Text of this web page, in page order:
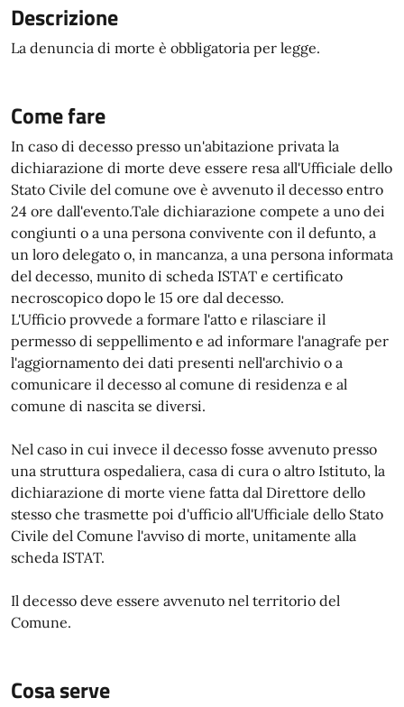
Descrizione
La denuncia di morte è obbligatoria per legge.
Come fare
In caso di decesso presso un'abitazione privata la
dichiarazione di morte deve essere resa all'Ufficiale dello
Stato Civile del comune ove è avvenuto il decesso entro
24 ore dall'evento.Tale dichiarazione compete a uno dei
congiunti o a una persona convivente con il defunto, a
un loro delegato o, in mancanza, a una persona informata
del decesso, munito di scheda ISTAT e certificato
necroscopico dopo le 15 ore dal decesso.
L'Ufficio provvede a formare l'atto e rilasciare il
permesso di seppellimento e ad informare l'anagrafe per
l'aggiornamento dei dati presenti nell'archivio o a
comunicare il decesso al comune di residenza e al
comune di nascita se diversi.
Nel caso in cui invece il decesso fosse avvenuto presso
una struttura ospedaliera, casa di cura o altro Istituto, la
dichiarazione di morte viene fatta dal Direttore dello
stesso che trasmette poi d'ufficio all'Ufficiale dello Stato
Civile del Comune l'avviso di morte, unitamente alla
scheda ISTAT.
Il decesso deve essere avvenuto nel territorio del
Comune.
Cosa serve